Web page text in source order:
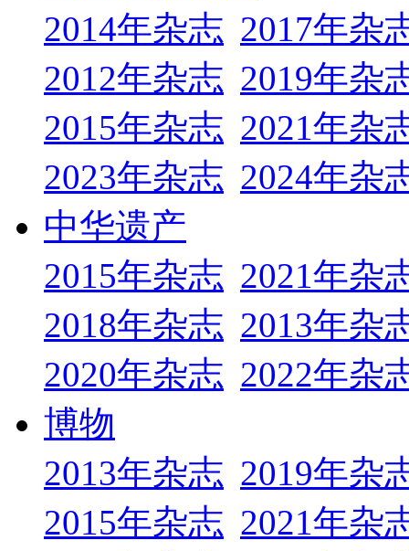
2014年杂志 2017年杂
2012年杂志 2019年杂
2015年杂志 2021年杂
2023年杂志 2024年杂
中华遗产
2015年杂志 2021年杂
2018年杂志 2013年杂
2020年杂志 2022年杂
博物
2013年杂志 2019年杂
2015年杂志 2021年杂